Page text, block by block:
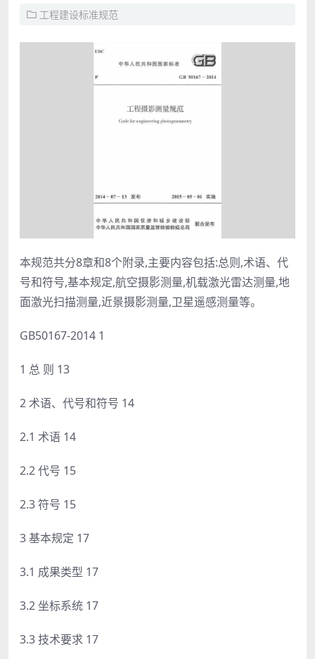
工程建设标准规范
本规范共分8章和8个附录,主要内容包括:总则,术语、代
号和符号,基本规定,航空摄影测量,机载激光雷达测量,地
面激光扫描测量,近景摄影测量,卫星遥感测量等。
GB50167-2014 1
1 总 则 13
2 术语、代号和符号 14
2.1 术语 14
2.2 代号 15
2.3 符号 15
3 基本规定 17
3.1 成果类型 17
3.2 坐标系统 17
3.3 技术要求 17